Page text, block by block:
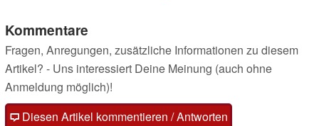
Kommentare
Fragen, Anregungen, zusätzliche Informationen zu diesem
Artikel? - Uns interessiert Deine Meinung (auch ohne
Anmeldung möglich)!
Diesen Artikel kommentieren / Antworten